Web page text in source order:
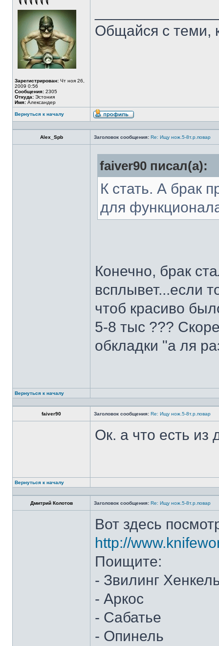
Зарегистрирован: Чт ноя 26,
2009 0:56
Сообщения: 2305
Откуда: Эстония
Имя: Александер
Общайся с теми,
Вернуться к началу
Alex_Spb Заголовок сообщения: Re: Ищу нож.5-8т.р.повар
faiver90 писал(а):
К стать. А брак
для
Конечно, брак
всплывет...если
чтоб красиво
5-8 тыс ???
обкладки "а ля
Вернуться к началу
faiver90 Заголовок сообщения: Re: Ищу нож.5-8т.р.повар
Ок. а что есть из
Вернуться к началу
Дмитрий Колотов Заголовок сообщения: Re: Ищу нож.5-8т.р.повар
Вот здесь
http://
Поищите:
- Звилинг
- Аркос
- Сабатье
- Опинель